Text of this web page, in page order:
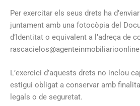
Per exercitar els seus drets ha
juntament amb una fotocòpia del
d’Identitat o equivalent a l’adreça de
L’exercici d’aquests drets no inclou
estigui obligat a conservar amb
legals o de seguretat.